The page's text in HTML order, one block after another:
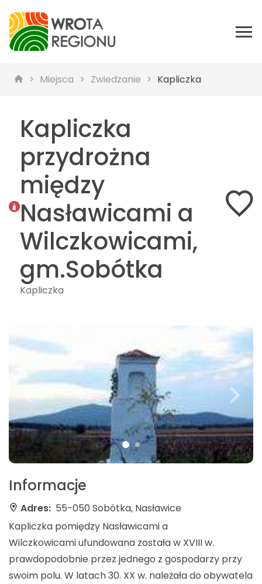
Miejsca Zwiedzanie Kapliczka
Kapliczka
przydrożna
między
Nasławicami a
Wilczkowicami,
gm.Sobótka
Kapliczka
Informacje
Adres: 55-050 Sobótka, Nasławice
Kapliczka pomiędzy Nasławicami a
Wilczkowicami ufundowana została w XVIII w.
prawdopodobnie przez jednego z gospodarzy przy
swoim polu. W latach 30. XX w. należała do obywatela